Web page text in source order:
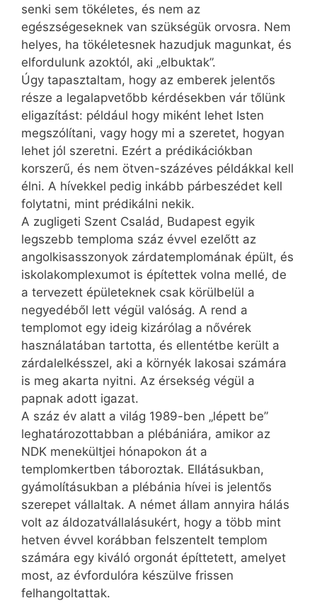
senki sem tökéletes, és nem az
egészségeseknek van szükségük orvosra. Nem
helyes, ha tökéletesnek hazudjuk magunkat, és
elfordulunk azoktól, aki „elbuktak”.
Úgy tapasztaltam, hogy az emberek jelentős
része a legalapvetőbb kérdésekben vár tőlünk
eligazítást: például hogy miként lehet Isten
megszólítani, vagy hogy mi a szeretet, hogyan
lehet jól szeretni. Ezért a prédikációkban
korszerű, és nem ötven-százéves példákkal kell
élni. A hívekkel pedig inkább párbeszédet kell
folytatni, mint prédikálni nekik.
A zugligeti Szent Család, Budapest egyik
legszebb temploma száz évvel ezelőtt az
angolkisasszonyok zárdatemplomának épült, és
iskolakomplexumot is építettek volna mellé, de
a tervezett épületeknek csak körülbelül a
negyedéből lett végül valóság. A rend a
templomot egy ideig kizárólag a nővérek
használatában tartotta, és ellentétbe került a
zárdalelkésszel, aki a környék lakosai számára
is meg akarta nyitni. Az érsekség végül a
papnak adott igazat.
A száz év alatt a világ 1989-ben „lépett be”
leghatározottabban a plébániára, amikor az
NDK menekültjei hónapokon át a
templomkertben táboroztak. Ellátásukban,
gyámolításukban a plébánia hívei is jelentős
szerepet vállaltak. A német állam annyira hálás
volt az áldozatvállalásukért, hogy a több mint
hetven évvel korábban felszentelt templom
számára egy kiváló orgonát építtetett, amelyet
most, az évfordulóra készülve frissen
felhangoltattak.